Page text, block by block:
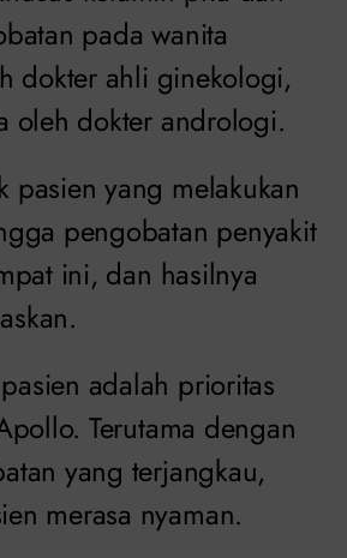
pada wanita
dokter ahli ginekologi,
oleh dokter andrologi.
pasien yang melakukan
pengobatan penyakit
ini, dan hasilnya
adalah prioritas
Terutama dengan
yang terjangkau,
merasa nyaman.